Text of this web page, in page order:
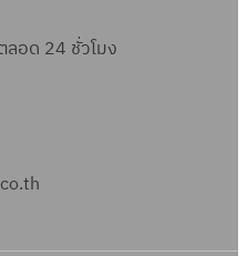
อด 24 ชั่วโมง